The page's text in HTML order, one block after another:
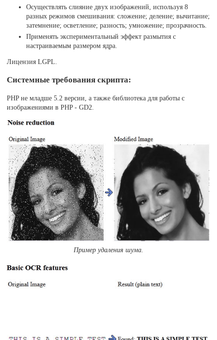
Осуществлять слияние двух изображений, используя 8
разных режимов смешивания: сложение; деление; вычитание;
затемнение; осветление; разность; умножение; прозрачность.
Применять экспериментальный эффект размытия с
настраиваемым размером ядра.
Лицензия LGPL.
Системные требования скрипта:
PHP не младше 5.2 версии, а также библиотека для работы с
изображениями в PHP - GD2.
Пример удаления шума.